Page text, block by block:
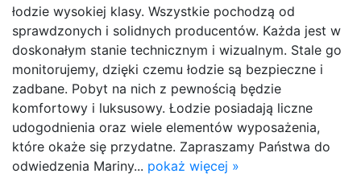
łodzie wysokiej klasy. Wszystkie pochodzą od
sprawdzonych i solidnych producentów. Każda jest w
doskonałym stanie technicznym i wizualnym. Stale go
monitorujemy, dzięki czemu łodzie są bezpieczne i
zadbane. Pobyt na nich z pewnością będzie
komfortowy i luksusowy. Łodzie posiadają liczne
udogodnienia oraz wiele elementów wyposażenia,
które okaże się przydatne. Zapraszamy Państwa do
odwiedzenia Mariny... pokaż więcej »